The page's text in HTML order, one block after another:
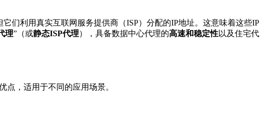
们利用真实互联网服务提供商（ISP）分配的IP地址。这意味着这些IP
理”（或静态ISP代理），具备数据中心代理的高速和稳定性以及住宅代
点，适用于不同的应用场景。